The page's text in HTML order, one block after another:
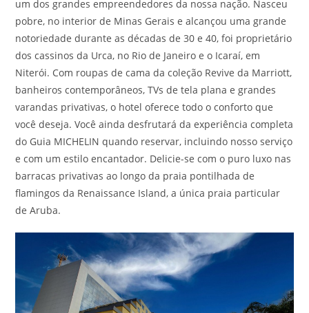
um dos grandes empreendedores da nossa nação. Nasceu
pobre, no interior de Minas Gerais e alcançou uma grande
notoriedade durante as décadas de 30 e 40, foi proprietário
dos cassinos da Urca, no Rio de Janeiro e o Icaraí, em
Niterói. Com roupas de cama da coleção Revive da Marriott,
banheiros contemporâneos, TVs de tela plana e grandes
varandas privativas, o hotel oferece todo o conforto que
você deseja. Você ainda desfrutará da experiência completa
do Guia MICHELIN quando reservar, incluindo nosso serviço
e com um estilo encantador. Delicie-se com o puro luxo nas
barracas privativas ao longo da praia pontilhada de
flamingos da Renaissance Island, a única praia particular
de Aruba.